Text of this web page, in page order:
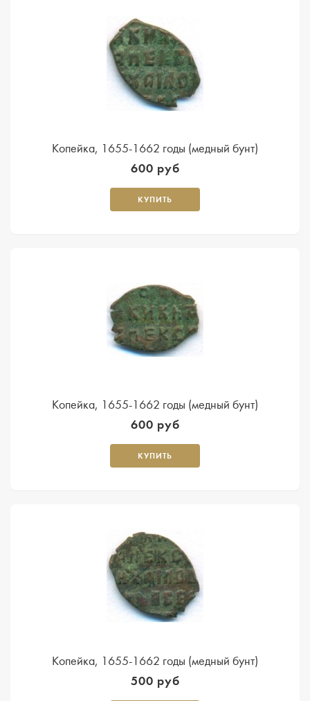
Копейка, 1655-1662 годы (медный бунт)
600 руб
КУПИТЬ
Копейка, 1655-1662 годы (медный бунт)
600 руб
КУПИТЬ
Копейка, 1655-1662 годы (медный бунт)
500 руб